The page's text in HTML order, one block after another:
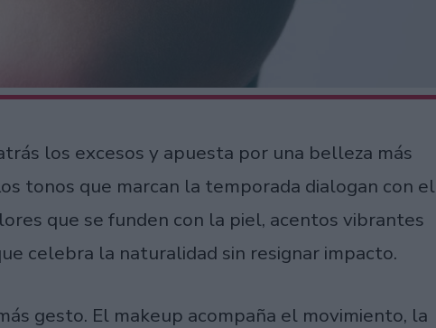
los excesos y apuesta por una belleza más
tonos que marcan la temporada dialogan con el
que se funden con la piel, acentos vibrantes
celebra la naturalidad sin resignar impacto.
gesto. El makeup acompaña el movimiento, la